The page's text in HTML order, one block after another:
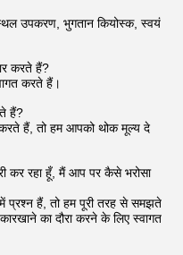
स्थल उपकरण, भुगतान कियोस्क, स्वयं
करते हैं?
करते हैं।
हैं?
हैं, तो हम आपको थोक मूल्य दे
कर रहा हूँ, मैं आप पर कैसे भरोसा
प्रश्न हैं, तो हम पूरी तरह से समझते
का दौरा करने के लिए स्वागत